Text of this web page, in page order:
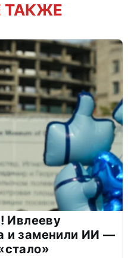
ТАКЖЕ
Ивлееву
и заменили ИИ —